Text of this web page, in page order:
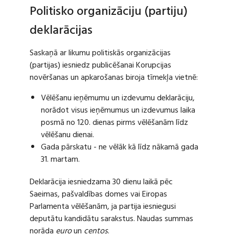
Politisko organizāciju (partiju)
deklarācijas
Saskaņā ar likumu politiskās organizācijas
(partijas) iesniedz publicēšanai Korupcijas
novēršanas un apkarošanas biroja tīmekļa vietnē:
Vēlēšanu ieņēmumu un izdevumu deklarāciju,
norādot visus ieņēmumus un izdevumus laika
posmā no 120. dienas pirms vēlēšanām līdz
vēlēšanu dienai.
Gada pārskatu - ne vēlāk kā līdz nākamā gada
31. martam.
Deklarācija iesniedzama 30 dienu laikā pēc
Saeimas, pašvaldības domes vai Eiropas
Parlamenta vēlēšanām, ja partija iesniegusi
deputātu kandidātu sarakstus. Naudas summas
norāda euroun centos.